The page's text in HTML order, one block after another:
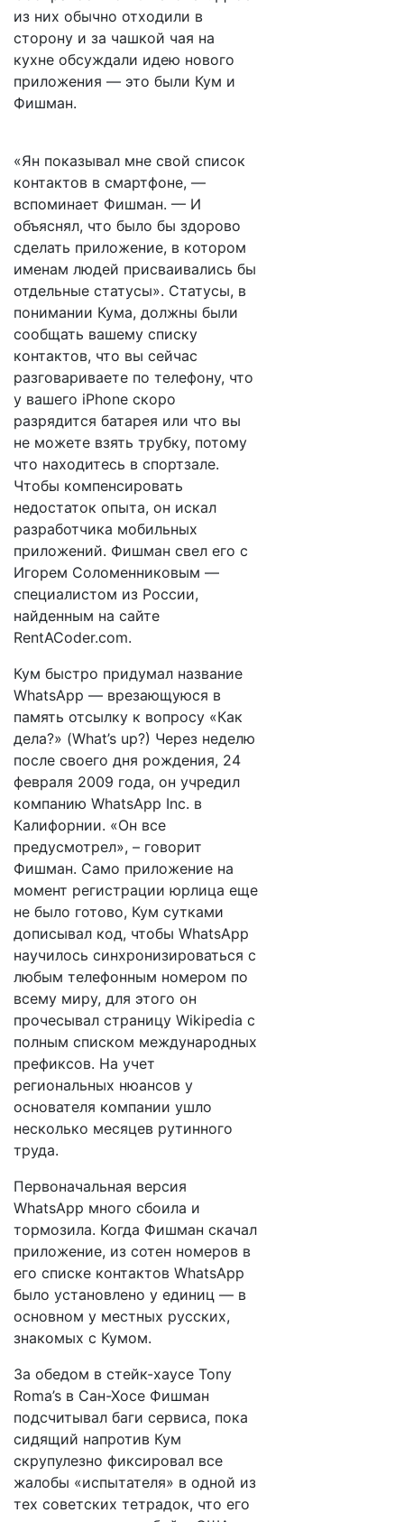
из них обычно отходили в
сторону и за чашкой чая на
кухне обсуждали идею нового
приложения — это были Кум и
Фишман.
«Ян показывал мне свой список
контактов в смартфоне, —
вспоминает Фишман. — И
объяснял, что было бы здорово
сделать приложение, в котором
именам людей присваивались бы
отдельные статусы». Статусы, в
понимании Кума, должны были
сообщать вашему списку
контактов, что вы сейчас
разговариваете по телефону, что
у вашего iPhone скоро
разрядится батарея или что вы
не можете взять трубку, потому
что находитесь в спортзале.
Чтобы компенсировать
недостаток опыта, он искал
разработчика мобильных
приложений. Фишман свел его с
Игорем Соломенниковым —
специалистом из России,
найденным на сайте
RentACoder.com.
Кум быстро придумал название
WhatsApp — врезающуюся в
память отсылку к вопросу «Как
дела?» (What’s up?) Через неделю
после своего дня рождения, 24
февраля 2009 года, он учредил
компанию WhatsApp Inc. в
Калифорнии. «Он все
предусмотрел», – говорит
Фишман. Само приложение на
момент регистрации юрлица еще
не было готово, Кум сутками
дописывал код, чтобы WhatsApp
научилось синхронизироваться с
любым телефонным номером по
всему миру, для этого он
прочесывал страницу Wikipedia с
полным списком международных
префиксов. На учет
региональных нюансов у
основателя компании ушло
несколько месяцев рутинного
труда.
Первоначальная версия
WhatsApp много сбоила и
тормозила. Когда Фишман скачал
приложение, из сотен номеров в
его списке контактов WhatsApp
было установлено у единиц — в
основном у местных русских,
знакомых с Кумом.
За обедом в стейк-хаусе Tony
Roma’s в Сан-Хосе Фишман
подсчитывал баги сервиса, пока
сидящий напротив Кум
скрупулезно фиксировал все
жалобы «испытателя» в одной из
тех советских тетрадок, что его